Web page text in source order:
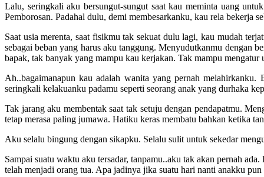
Lalu, seringkali aku bersungut-sungut saat kau meminta uang
Pemborosan. Padahal dulu, demi membesarkanku, kau rela bekerja
Saat usia merenta, saat fisikmu tak sekuat dulu lagi, kau mudah
sebagai beban yang harus aku tanggung. Menyudutkanmu dengan
bapak, tak banyak yang mampu kau kerjakan. Tak mampu
Ah..bagaimanapun kau adalah wanita yang pernah
seringkali kelakuanku padamu seperti seorang anak yang durhaka
Tak jarang aku membentak saat tak setuju dengan pendapatmu.
tetap merasa paling jumawa. Hatiku keras membatu bahkan ketika
Aku selalu bingung dengan sikapku. Selalu sulit untuk sekedar
Sampai suatu waktu aku tersadar, tanpamu..aku tak akan pernah
telah menjadi orang tua. Apa jadinya jika suatu hari nanti anakku